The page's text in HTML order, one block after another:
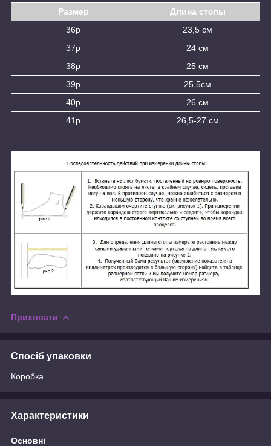
Размер
Длина стопы
36р
23,5 см
37р
24 см
38р
25 см
39р
25,5см
40р
26 см
41р
26,5-27 см
Приховати
Спосіб упаковки
Коробка
Характеристики
Основні